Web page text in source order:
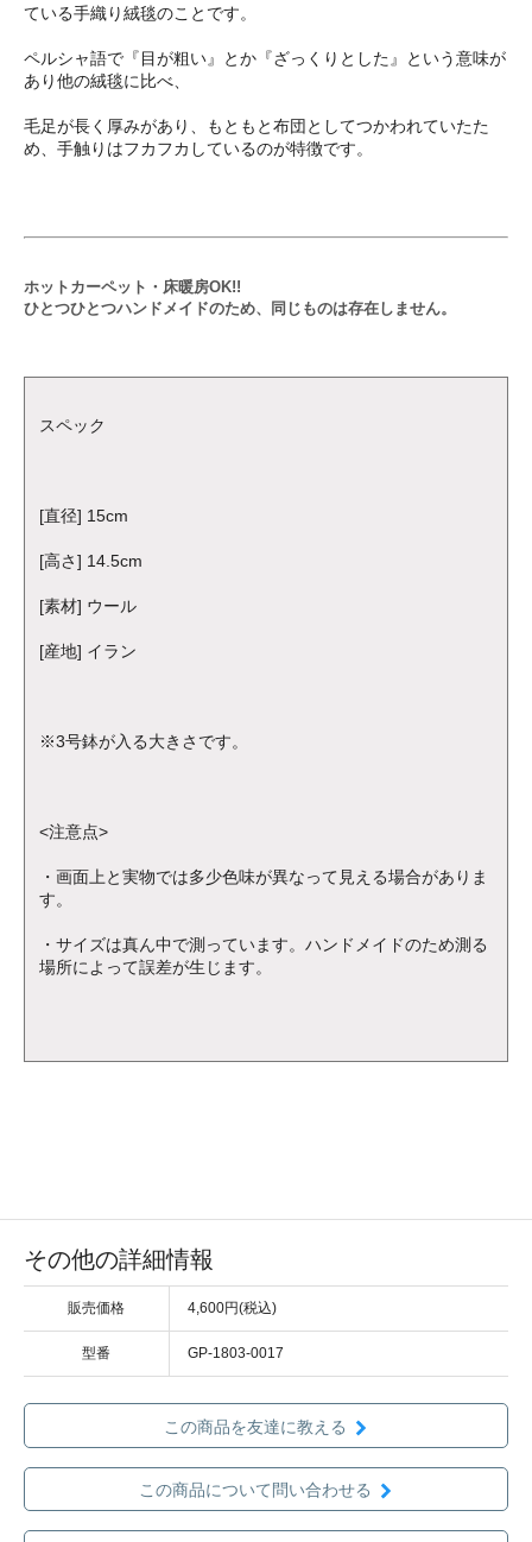
ている手織り絨毯のことです。
ペルシャ語で『目が粗い』とか『ざっくりとした』という意味が
あり他の絨毯に比べ、
毛足が長く厚みがあり、もともと布団としてつかわれていたた
め、手触りはフカフカしているのが特徴です。
ホットカーペット・床暖房OK!!
ひとつひとつハンドメイドのため、同じものは存在しません。
スペック
[直径] 15cm
[高さ] 14.5cm
[素材] ウール
[産地] イラン
※3号鉢が入る大きさです。
<注意点>
・画面上と実物では多少色味が異なって見える場合がありま
す。
・サイズは真ん中で測っています。ハンドメイドのため測る
場所によって誤差が生じます。
その他の詳細情報
販売価格 4,600円(税込)
型番 GP-1803-0017
この商品を友達に教える
この商品について問い合わせる